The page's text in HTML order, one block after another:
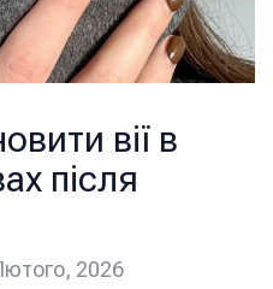
вії в
після
2026